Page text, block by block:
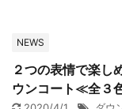
NEWS
２つの表情で楽し
ウンコート≪全３